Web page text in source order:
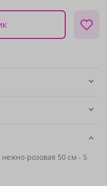
нежно-розовая 50 см - 5